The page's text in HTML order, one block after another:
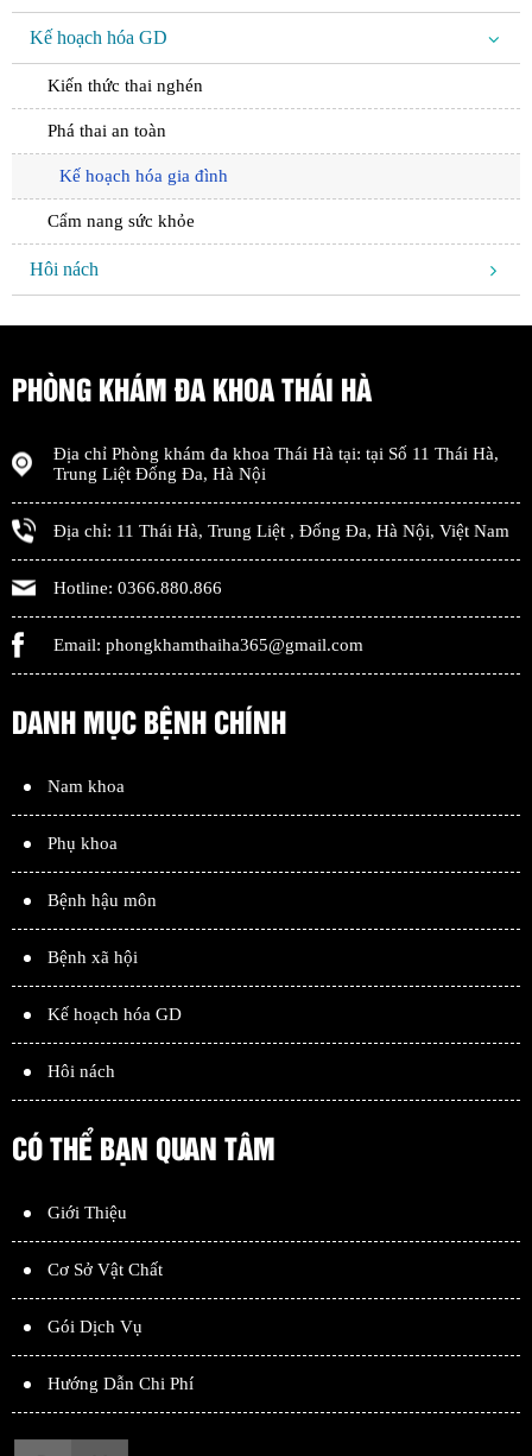
Kế hoạch hóa GD
Kiến thức thai nghén
Phá thai an toàn
Kế hoạch hóa gia đình
Cẩm nang sức khỏe
Hôi nách
PHÒNG KHÁM ĐA KHOA THÁI HÀ
Địa chỉ Phòng khám đa khoa Thái Hà tại: tại Số 11 Thái Hà,
Trung Liệt Đống Đa, Hà Nội
Địa chỉ: 11 Thái Hà, Trung Liệt , Đống Đa, Hà Nội, Việt Nam
Hotline: 0366.880.866
Email: phongkhamthaiha365@gmail.com
DANH MỤC BỆNH CHÍNH
Nam khoa
Phụ khoa
Bệnh hậu môn
Bệnh xã hội
Kế hoạch hóa GD
Hôi nách
CÓ THỂ BẠN QUAN TÂM
Giới Thiệu
Cơ Sở Vật Chất
Gói Dịch Vụ
Hướng Dẫn Chi Phí